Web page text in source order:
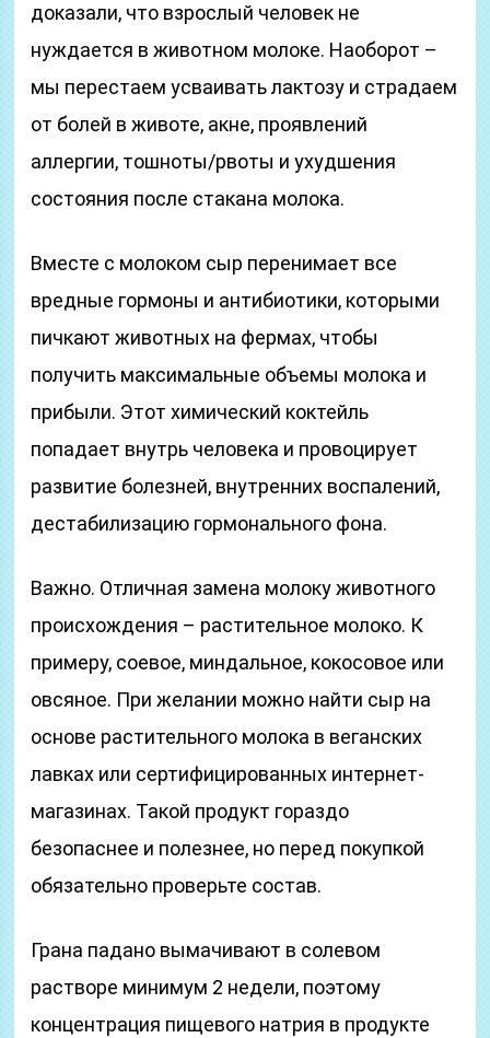
доказали, что взрослый человек не
нуждается в животном молоке. Наоборот –
мы перестаем усваивать лактозу и страдаем
от болей в животе, акне, проявлений
аллергии, тошноты/рвоты и ухудшения
состояния после стакана молока.
Вместе с молоком сыр перенимает все
вредные гормоны и антибиотики, которыми
пичкают животных на фермах, чтобы
получить максимальные объемы молока и
прибыли. Этот химический коктейль
попадает внутрь человека и провоцирует
развитие болезней, внутренних воспалений,
дестабилизацию гормонального фона.
Важно. Отличная замена молоку животного
происхождения – растительное молоко. К
примеру, соевое, миндальное, кокосовое или
овсяное. При желании можно найти сыр на
основе растительного молока в веганских
лавках или сертифицированных интернет-
магазинах. Такой продукт гораздо
безопаснее и полезнее, но перед покупкой
обязательно проверьте состав.
Грана падано вымачивают в солевом
растворе минимум 2 недели, поэтому
концентрация пищевого натрия в продукте